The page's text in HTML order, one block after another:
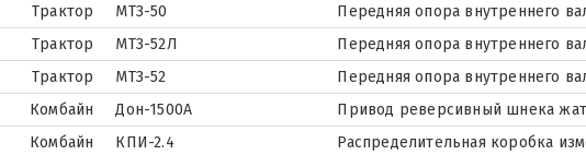
Трактор
МТЗ-50
Передняя опора внутреннего
Трактор
МТЗ-52Л
Передняя опора внутреннего
Трактор
МТЗ-52
Передняя опора внутреннего
Комбайн
Дон-1500А
Привод реверсивный шнека
Комбайн
КПИ-2.4 Распределительная коробка